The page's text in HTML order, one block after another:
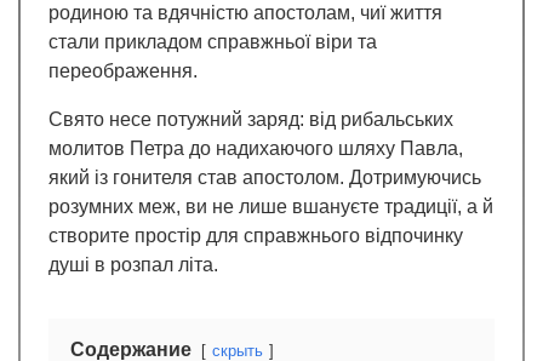
родиною та вдячністю апостолам, чиї життя
стали прикладом справжньої віри та
переображення.
Свято несе потужний заряд: від рибальських
молитов Петра до надихаючого шляху Павла,
який із гонителя став апостолом. Дотримуючись
розумних меж, ви не лише вшануєте традиції, а й
створите простір для справжнього відпочинку
душі в розпал літа.
Содержание скрыть